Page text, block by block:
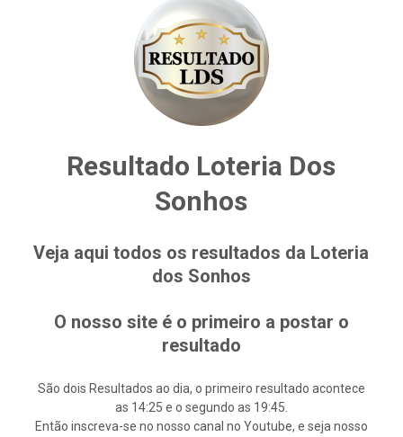
Resultado Loteria Dos
Sonhos
Veja aqui todos os resultados da Loteria
dos Sonhos
O nosso site é o primeiro a postar o
resultado
São dois Resultados ao dia, o primeiro resultado acontece
as 14:25 e o segundo as 19:45.
Então inscreva-se no nosso canal no Youtube, e seja nosso